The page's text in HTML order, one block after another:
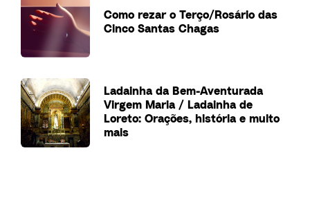
Como rezar o Terço/Rosário das
Cinco Santas Chagas
Ladainha da Bem-Aventurada
Virgem Maria / Ladainha de
Loreto: Orações, história e muito
mais